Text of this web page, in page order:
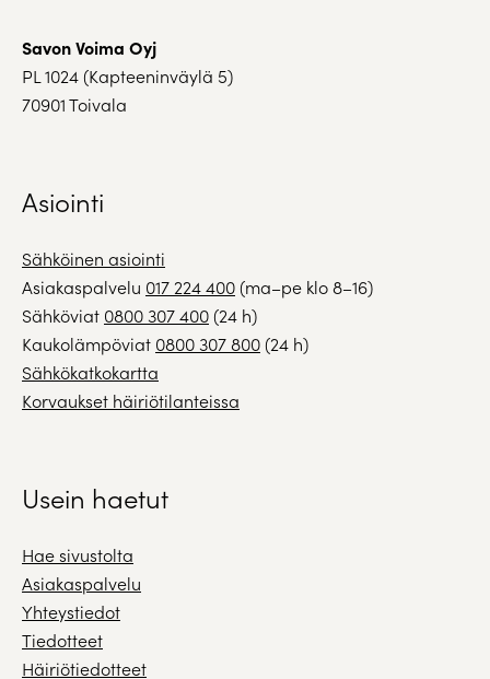
Savon Voima Oyj
PL 1024 (Kapteeninväylä 5)
70901 Toivala
Asiointi
Sähköinen asiointi
Asiakaspalvelu 017 224 400(ma–pe klo 8–16)
Sähköviat 0800 307 400(24 h)
Kaukolämpöviat 0800 307 800(24 h)
Sähkökatkokartta
Korvaukset häiriötilanteissa
Usein haetut
Hae sivustolta
Asiakaspalvelu
Yhteystiedot
Tiedotteet
Häiriötiedotteet